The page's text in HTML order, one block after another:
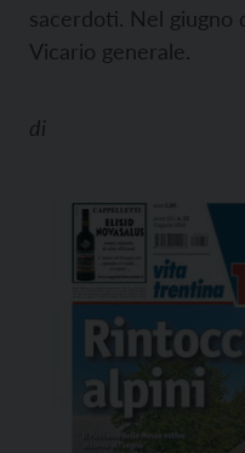
sacerdoti. Nel giugno
Vicario generale.
di